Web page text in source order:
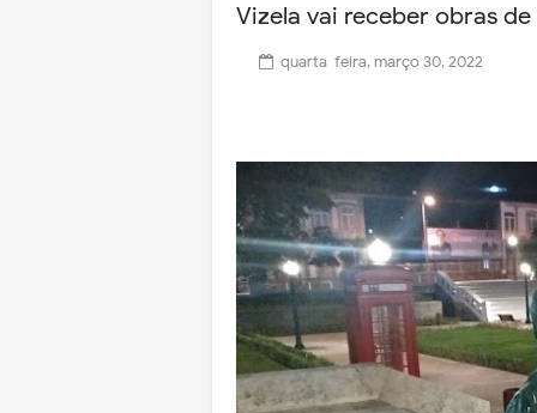
Vizela vai receber obras
quarta-feira, março 30, 2022